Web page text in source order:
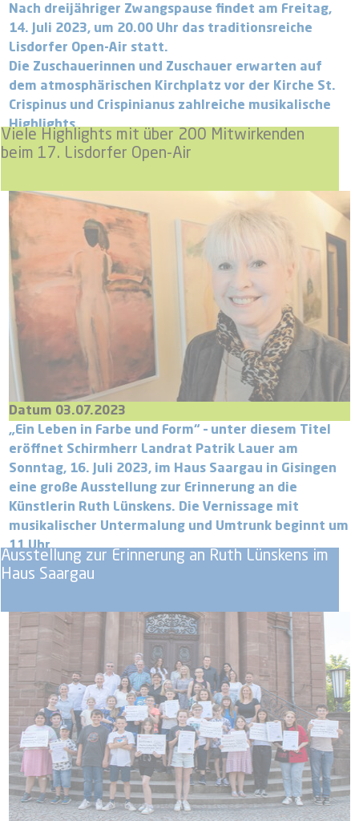
Viele Highlights mit über 200 Mitwirkenden
beim 17. Lisdorfer Open-Air
Nach dreijähriger Zwangspause findet am Freitag,
14. Juli 2023, um 20.00 Uhr das traditionsreiche
Lisdorfer Open-Air statt.
Die Zuschauerinnen und Zuschauer erwarten auf
dem atmosphärischen Kirchplatz vor der Kirche St.
Crispinus und Crispinianus zahlreiche musikalische
Highlights.
Ausstellung zur Erinnerung an Ruth Lünskens im
Haus Saargau
Datum 03.07.2023
​​​​​​​„Ein Leben in Farbe und Form“ – unter diesem Titel
eröffnet Schirmherr Landrat Patrik Lauer am
Sonntag, 16. Juli 2023, im Haus Saargau in Gisingen
eine große Ausstellung zur Erinnerung an die
Künstlerin Ruth Lünskens. Die Vernissage mit
musikalischer Untermalung und Umtrunk beginnt um
11 Uhr.